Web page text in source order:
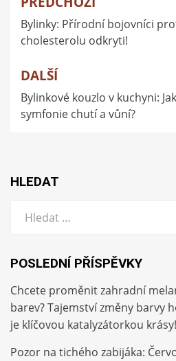
Navigace
pro
příspěvek
Bylinky: Přírodní bojovníci
cholesterolu odkryti!
DALŠÍ
Bylinkové kouzlo v kuchyni:
symfonie chutí a vůní?
HLEDAT
POSLEDNÍ PŘÍSPĚVKY
Chcete proměnit zahradní
barev? Tajemství změny barvy
je klíčovou katalyzátorkou krásy!
Pozor na tichého zabijáka: